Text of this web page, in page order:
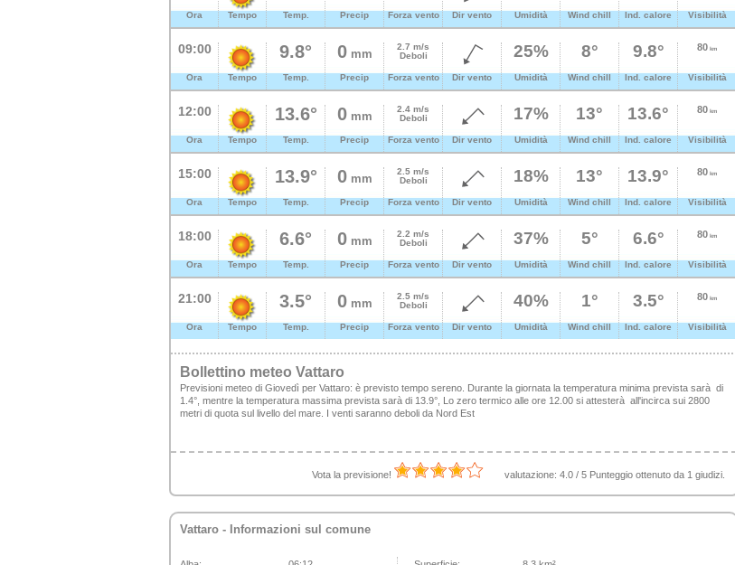
Ora Tempo Temp. Precip Forza vento Dir vento Umidità Wind chill Ind. calore Visibilità
09:00
Ora Tempo
9.8°
Temp.
0mm
Precip
2.7 m/s
Deboli
Forza vento Dir vento
25%
Umidità
8°
Wind chill
9.8°
Ind. calore
80 km
Visibilità
12:00
Ora Tempo
13.6°
Temp.
0mm
Precip
2.4 m/s
Deboli
Forza vento Dir vento
17%
Umidità
13°
Wind chill
13.6°
Ind. calore
80 km
Visibilità
15:00
Ora Tempo
13.9°
Temp.
0mm
Precip
2.5 m/s
Deboli
Forza vento Dir vento
18%
Umidità
13°
Wind chill
13.9°
Ind. calore
80 km
Visibilità
18:00
Ora Tempo
6.6°
Temp.
0mm
Precip
2.2 m/s
Deboli
Forza vento Dir vento
37%
Umidità
5°
Wind chill
6.6°
Ind. calore
80 km
Visibilità
21:00
Ora Tempo
3.5°
Temp.
0mm
Precip
2.5 m/s
Deboli
Forza vento Dir vento
40%
Umidità
1°
Wind chill
3.5°
Ind. calore
80 km
Visibilità
Bollettino meteo Vattaro
Previsioni meteo di Giovedì per Vattaro: è previsto tempo sereno. Durante la giornata la temperatura minima prevista sarà di
1.4°, mentre la temperatura massima prevista sarà di 13.9°, Lo zero termico alle ore 12.00 si attesterà all'incirca sui 2800
metri di quota sul livello del mare. I venti saranno deboli da Nord Est
Vota la previsione! valutazione:4.0 /5 Punteggio ottenuto da 1 giudizi.
Vattaro - Informazioni sul comune